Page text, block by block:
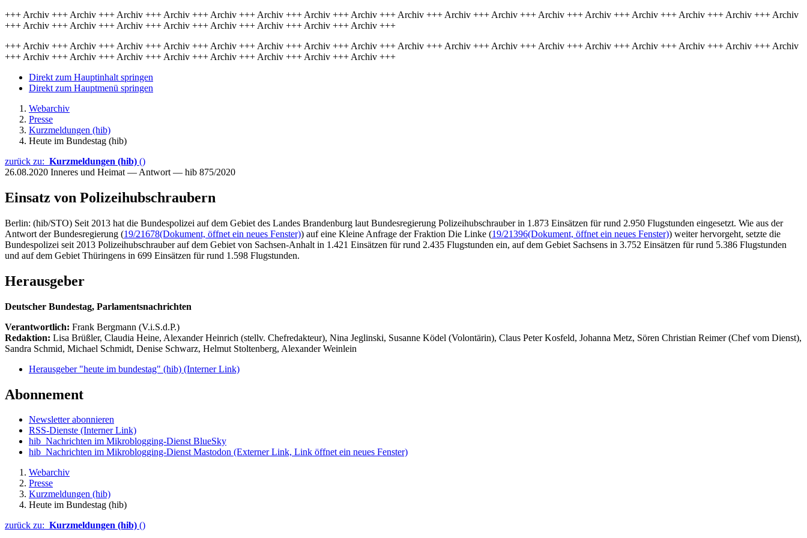
+++ Archiv +++ Archiv +++ Archiv +++ Archiv +++ Archiv +++ Archiv +++ Archiv +++ Archiv +++ Archiv +++ Archiv +++ Archiv +++ Archiv +++ Archiv +++ Archiv +++ Archiv +++ Archiv +++ Archiv
+++ Archiv +++ Archiv +++ Archiv +++ Archiv +++ Archiv +++ Archiv +++ Archiv +++ Archiv +++
+++ Archiv +++ Archiv +++ Archiv +++ Archiv +++ Archiv +++ Archiv +++ Archiv +++ Archiv +++ Archiv +++ Archiv +++ Archiv +++ Archiv +++ Archiv +++ Archiv +++ Archiv +++ Archiv +++ Archiv
+++ Archiv +++ Archiv +++ Archiv +++ Archiv +++ Archiv +++ Archiv +++ Archiv +++ Archiv +++
Direkt zum Hauptinhalt springen
Direkt zum Hauptmenü springen
Webarchiv
Presse
Kurzmeldungen (hib)
Heute im Bundestag (hib)
zurück zu: Kurzmeldungen (hib) ()
26.08.2020 Inneres und Heimat — Antwort — hib 875/2020
Einsatz von Polizeihubschraubern
Berlin: (hib/STO) Seit 2013 hat die Bundespolizei auf dem Gebiet des Landes Brandenburg laut Bundesregierung Polizeihubschrauber in 1.873 Einsätzen für rund 2.950 Flugstunden eingesetzt. Wie aus der
Antwort der Bundesregierung (19/21678(Dokument, öffnet ein neues Fenster)) auf eine Kleine Anfrage der Fraktion Die Linke (19/21396(Dokument, öffnet ein neues Fenster)) weiter hervorgeht, setzte die
Bundespolizei seit 2013 Polizeihubschrauber auf dem Gebiet von Sachsen-Anhalt in 1.421 Einsätzen für rund 2.435 Flugstunden ein, auf dem Gebiet Sachsens in 3.752 Einsätzen für rund 5.386 Flugstunden
und auf dem Gebiet Thüringens in 699 Einsätzen für rund 1.598 Flugstunden.
Herausgeber
Deutscher Bundestag, Parlamentsnachrichten
Verantwortlich: Frank Bergmann (V.i.S.d.P.)
Redaktion: Lisa Brüßler, Claudia Heine, Alexander Heinrich (stellv. Chefredakteur), Nina Jeglinski, Susanne Ködel (Volontärin), Claus Peter Kosfeld, Johanna Metz, Sören Christian Reimer (Chef vom Dienst),
Sandra Schmid, Michael Schmidt, Denise Schwarz, Helmut Stoltenberg, Alexander Weinlein
Herausgeber "heute im bundestag" (hib) (Interner Link)
Abonnement
Newsletter abonnieren
RSS-Dienste (Interner Link)
hib_Nachrichten im Mikroblogging-Dienst BlueSky
hib_Nachrichten im Mikroblogging-Dienst Mastodon (Externer Link, Link öffnet ein neues Fenster)
Webarchiv
Presse
Kurzmeldungen (hib)
Heute im Bundestag (hib)
zurück zu: Kurzmeldungen (hib) ()